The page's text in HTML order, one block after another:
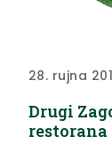
28. rujna
Drugi
restorana